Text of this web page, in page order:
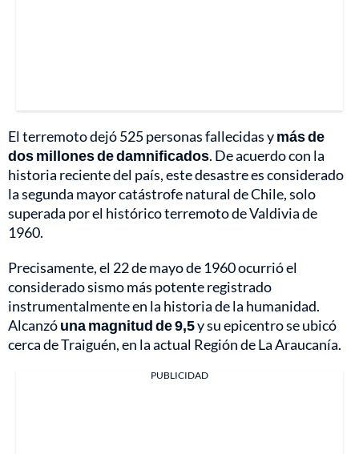
El terremoto dejó 525 personas fallecidas ymás de
dos millones de damnificados. De acuerdo con la
historia reciente del país, este desastre es considerado
la segunda mayor catástrofe natural de Chile, solo
superada por el histórico terremoto de Valdivia de
1960.
Precisamente, el 22 de mayo de 1960 ocurrió el
considerado sismo más potente registrado
instrumentalmente en la historia de la humanidad.
Alcanzóuna magnitud de 9,5y su epicentro se ubicó
cerca de Traiguén, en la actual Región de La Araucanía.
PUBLICIDAD